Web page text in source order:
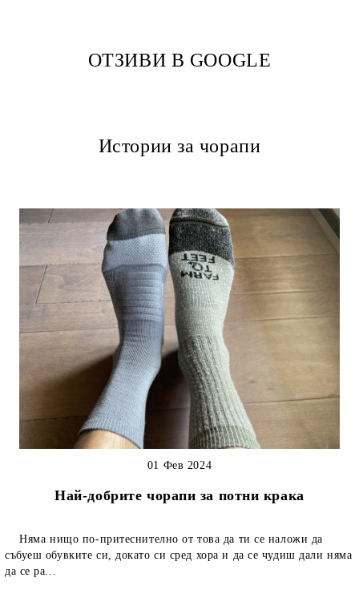
ОТЗИВИ В GOOGLE
Истории за чорапи
Най-добрите чорапи за потни крака
01 Фев 2024
Няма нищо по-притеснително от това да ти се наложи да
събуеш обувките си, докато си сред хора и да се чудиш дали няма
да се ра...